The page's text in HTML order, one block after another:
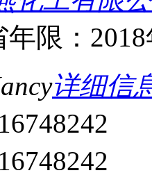
年限：
详细信